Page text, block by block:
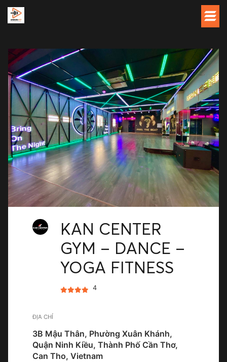
KAN CENTER
GYM – DANCE –
YOGA FITNESS
4
ĐỊA CHỈ
3B Mậu Thân, Phường Xuân Khánh,
Quận Ninh Kiều, Thành Phố Cần Thơ,
Can Tho, Vietnam